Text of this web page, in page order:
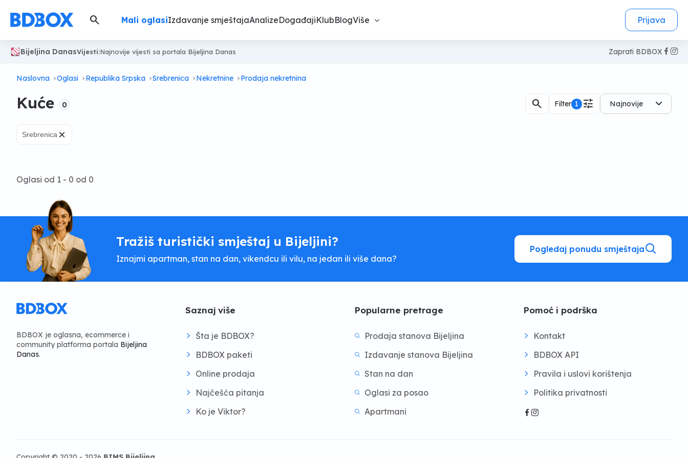
search Mali oglasiIzdavanje smještajaAnalizeDogađajiKlubBlogViše Prijava
Bijeljina DanasVijesti:Najnovije vijesti sa portala Bijeljina Danas Zaprati BDBOX
Naslovna Oglasi Republika Srpska Srebrenica Nekretnine Prodaja nekretnina
Kuće 0 search Filter 1 tune Najnovije
Srebrenica ×
Oglasi od 1 - 0 od 0
Tražiš turistički smještaj u Bijeljini?
Iznajmi apartman, stan na dan, vikendcu ili vilu, na jedan ili više dana?
Pogledaj ponudu smještaja
BDBOX je oglasna, ecommerce i
community platforma portala Bijeljina
Danas.
Saznaj više
Šta je BDBOX?
BDBOX paketi
Online prodaja
Najčešća pitanja
Ko je Viktor?
Popularne pretrage
Prodaja stanova Bijeljina
Izdavanje stanova Bijeljina
Stan na dan
Oglasi za posao
Apartmani
Pomoć i podrška
Kontakt
BDBOX API
Pravila i uslovi korištenja
Politika privatnosti